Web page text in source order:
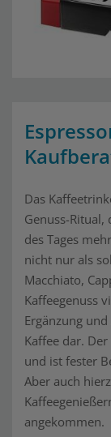
Das
Genuss-
des Tages
nicht nur als
Macchiato,
Kaffeegenuss
Ergänzung
Kaffee dar.
und ist fester
Aber auch
angekommen.